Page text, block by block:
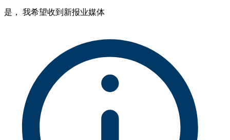
是， 我希望收到新报业媒体